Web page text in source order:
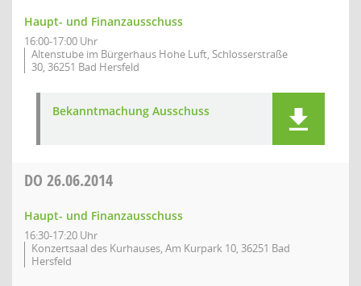
Haupt- und Finanzausschuss
16:00-17:00 Uhr
Altenstube im Bürgerhaus Hohe Luft, Schlosserstraße
30, 36251 Bad Hersfeld
Bekanntmachung Ausschuss
DO 26.06.2014
Haupt- und Finanzausschuss
16:30-17:20 Uhr
Konzertsaal des Kurhauses, Am Kurpark 10, 36251 Bad
Hersfeld